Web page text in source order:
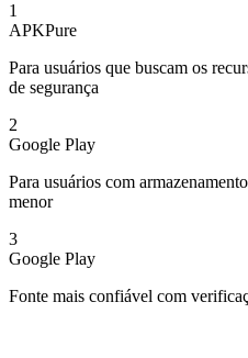
1
APKPure
Para usuários que buscam os
de segurança
2
Google Play
Para usuários com
menor
3
Google Play
Fonte mais confiável com